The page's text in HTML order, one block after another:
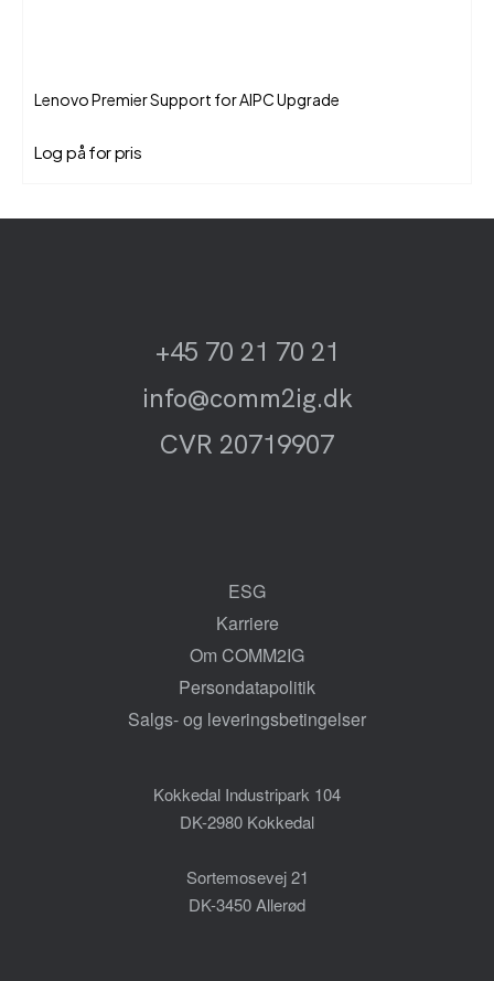
Lenovo Premier Support for AIPC Upgrade
Log på for pris
+45 70 21 70 21
info@comm2ig.dk
CVR 20719907
ESG
Karriere
Om COMM2IG
Persondatapolitik
Salgs- og leveringsbetingelser
Kokkedal Industripark 104
DK-2980 Kokkedal
Sortemosevej 21
DK-3450 Allerød